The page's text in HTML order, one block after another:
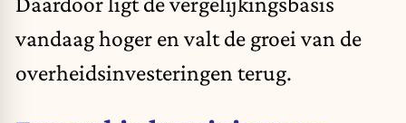
vandaag hoger en valt de groei van de
overheidsinvesteringen terug.